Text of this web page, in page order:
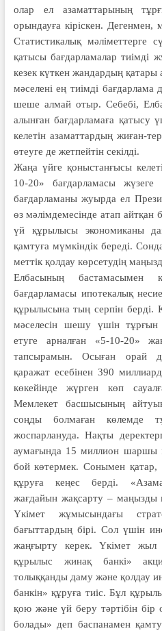
олар ел азаматтарының
орындауға кіріскен.
Статистикалық мәліметтерге
қатысы бағдарламалар тиімді
кезек күткен жандардың қатары
мәселені ең тиімді
шеше алмай отыр. Себебі,
алынған бағдарламаға қатысу
келетін азаматтардың жиған-
өтеуге де жетпейтін секілді.
Жаңа үйге қоныстанғысы
10-20» бағ­дарламасы
бағдарламаны жуырда ел
өз мәлімдемесінде атап айтқан
үй құры­лысы экономиканы
қамтуға мүмкіндік береді.
мет­тік қолдау көрсетудің
Елбасының бастамасымен
бағдарламасы ипотекалық
құрылысына тың серпін берді.
мәселесін шешу үшін тұрғын
етуге арналған «5-10-20»
тапсырамын. Осыған орай
қаражат есебінен 390
көкейінде жүрген көп
Мемлекет басшысының
соңды болмаған көлемде
жоспарлануда. Нақты
аумағында 15 миллион шаршы
бой көтермек. Сонымен қатар,
құруға кеңес берді.
жағдайын жақсарту –
Үкімет жұмысындағы
бағыттардың бірі. Сол үшін
жаңғырту керек. Үкімет
құрылыс жинақ банкі»
толыққанды даму және қолдау
банкін» құруға тиіс. Бұл
қою және үй беру тәртібін бір
болады» деп баспанамен